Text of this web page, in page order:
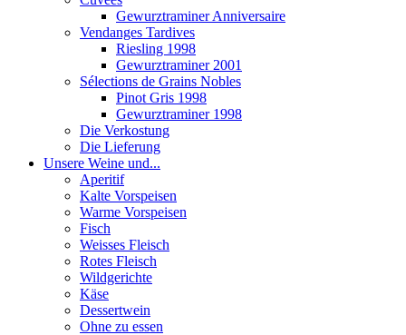
Gewurztraminer Anniversaire
Vendanges Tardives
Riesling 1998
Gewurztraminer 2001
Sélections de Grains Nobles
Pinot Gris 1998
Gewurztraminer 1998
Die Verkostung
Die Lieferung
Unsere Weine und...
Aperitif
Kalte Vorspeisen
Warme Vorspeisen
Fisch
Weisses Fleisch
Rotes Fleisch
Wildgerichte
Käse
Dessertwein
Ohne zu essen